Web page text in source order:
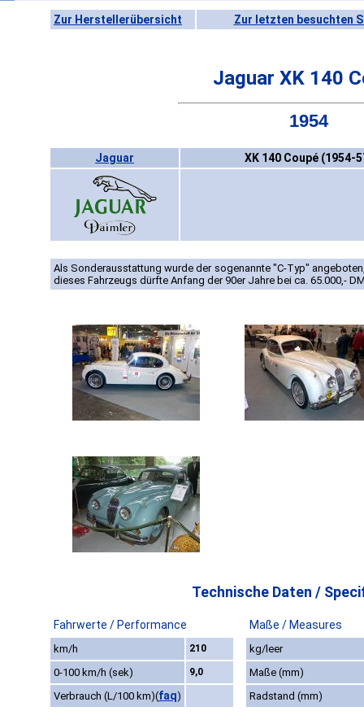
Zur Herstellerübersicht Zur letzten besuchten
Jaguar XK 140
1954
Jaguar XK 140 Coupé (1954-
Als Sonderausstattung wurde der sogenannte "C-Typ"
dieses Fahrzeugs dürfte Anfang der 90er Jahre bei ca. 65.000,-
Technische Daten /
Fahrwerte / Performance Maße / Measures
km/h 210
kg/leer
0-100 km/h (sek)
9,0
Maße (mm)
Verbrauch (L/100 km)(faq) Radstand (mm)